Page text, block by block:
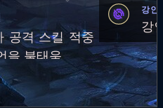
합니다.
공격 스킬 적중
을 불태움
강인
강